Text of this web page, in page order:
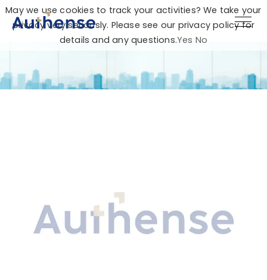
May we use cookies to track your activities? We take your
privacy very seriously. Please see our privacy policy for
details and any questions.Yes No